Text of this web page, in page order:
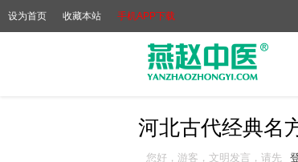
设为首页 收藏本站 手机APP下载
河北古代经典名
您好，游客，文明发言，请先